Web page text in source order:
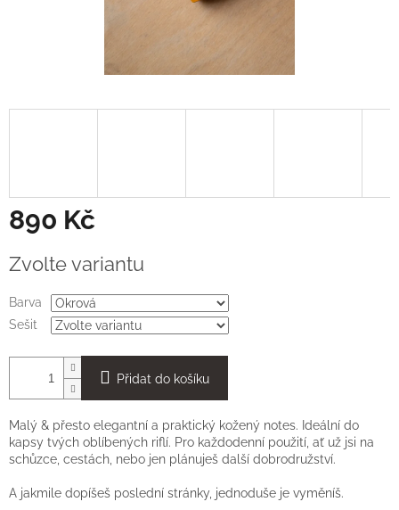
890 Kč
cena:
Zvolte variantu
Barva
Sešit
Přidat do košíku
Malý & přesto elegantní a praktický kožený notes. Ideální do
kapsy tvých oblíbených riflí. Pro každodenní použití, ať už jsi na
schůzce, cestách, nebo jen plánuješ další dobrodružství.
A jakmile dopíšeš poslední stránky, jednoduše je vyměníš.